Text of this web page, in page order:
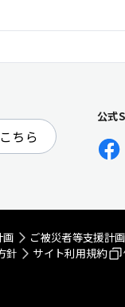
ちら
公式
画
ご被災者等支援計画
針
サイト利用規約